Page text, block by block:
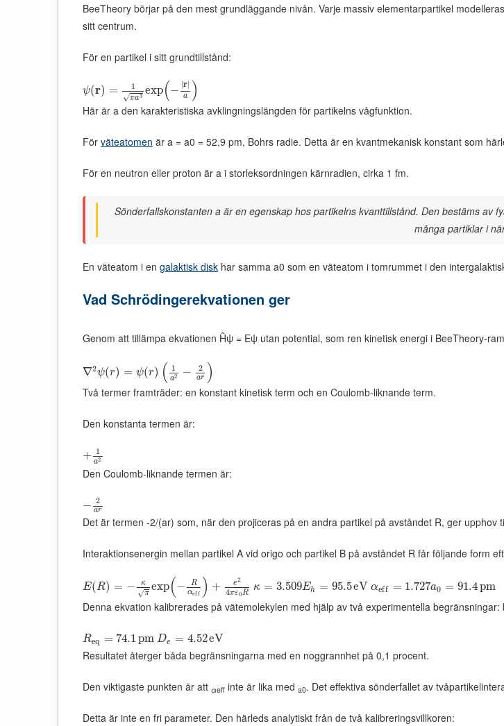
BeeTheory börjar på den mest grundläggande nivån. Varje massiv elementarpartikel
sitt centrum.
För en partikel i sitt grundtillstånd:
ψ(r) = 1
πa3
√ exp(− r|
a )
Här är a den karakteristiska avklingningslängden för partikelns vågfunktion.
För väteatomen är a = a0 = 52,9 pm, Bohrs radie. Detta är en kvantmekanisk konstant som
För en neutron eller proton är a i storleksordningen kärnradien, cirka 1 fm.
Sönderfallskonstanten a är en egenskap hos partikelns kvanttillstånd. Den bestäms
många partiklar i
En väteatom i en galaktisk disk har samma a0 som en väteatom i tomrummet i den
Vad Schrödingerekvationen ger
Genom att tillämpa ekvationen Ĥψ = Eψ utan potential, som ren kinetisk energi i BeeTheory-
∇2ψ(r) = ψ(r) ( 1
a2 − 2
ar )
Två termer framträder: en konstant kinetisk term och en Coulomb-liknande term.
Den konstanta termen är:
+ 1
a2
Den Coulomb-liknande termen är:
− 2
ar
Det är termen -2/(ar) som, när den projiceras på en andra partikel på avståndet R, ger upphov
Interaktionsenergin mellan partikel A vid origo och partikel B på avståndet R får följande form
E(R) = −
κ
π
√ exp(−
R
αeff ) + e2
4πε0R κ = 3.509Eh = 95.5eV αeff = 1.727a0 = 91.4pm
Denna ekvation kalibrerades på vätemolekylen med hjälp av två experimentella
Req = 74.1pm De = 4.52eV
Resultatet återger båda begränsningarna med en noggrannhet på 0,1 procent.
Den viktigaste punkten är att αeff inte är lika med a0. Det effektiva sönderfallet av
Detta är inte en fri parameter. Den härleds analytiskt från de två kalibreringsvillkoren: